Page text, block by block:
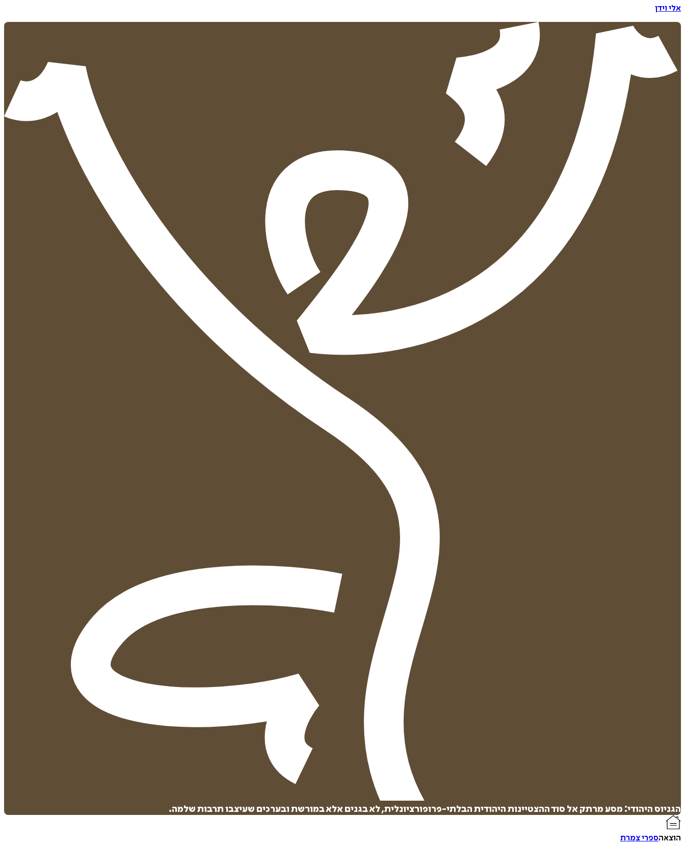
איזה פורמט בא לך?
מחיר על הספר: ₪58
אלי וידן
הגניוס היהודי: מסע מרתק אל סוד ההצטיינות היהודית הבלתי-פרופורציונלית, לא בגנים אלא במורשת ובערכים שעיצבו תרבות שלמה.
הוצאהספרי צמרת